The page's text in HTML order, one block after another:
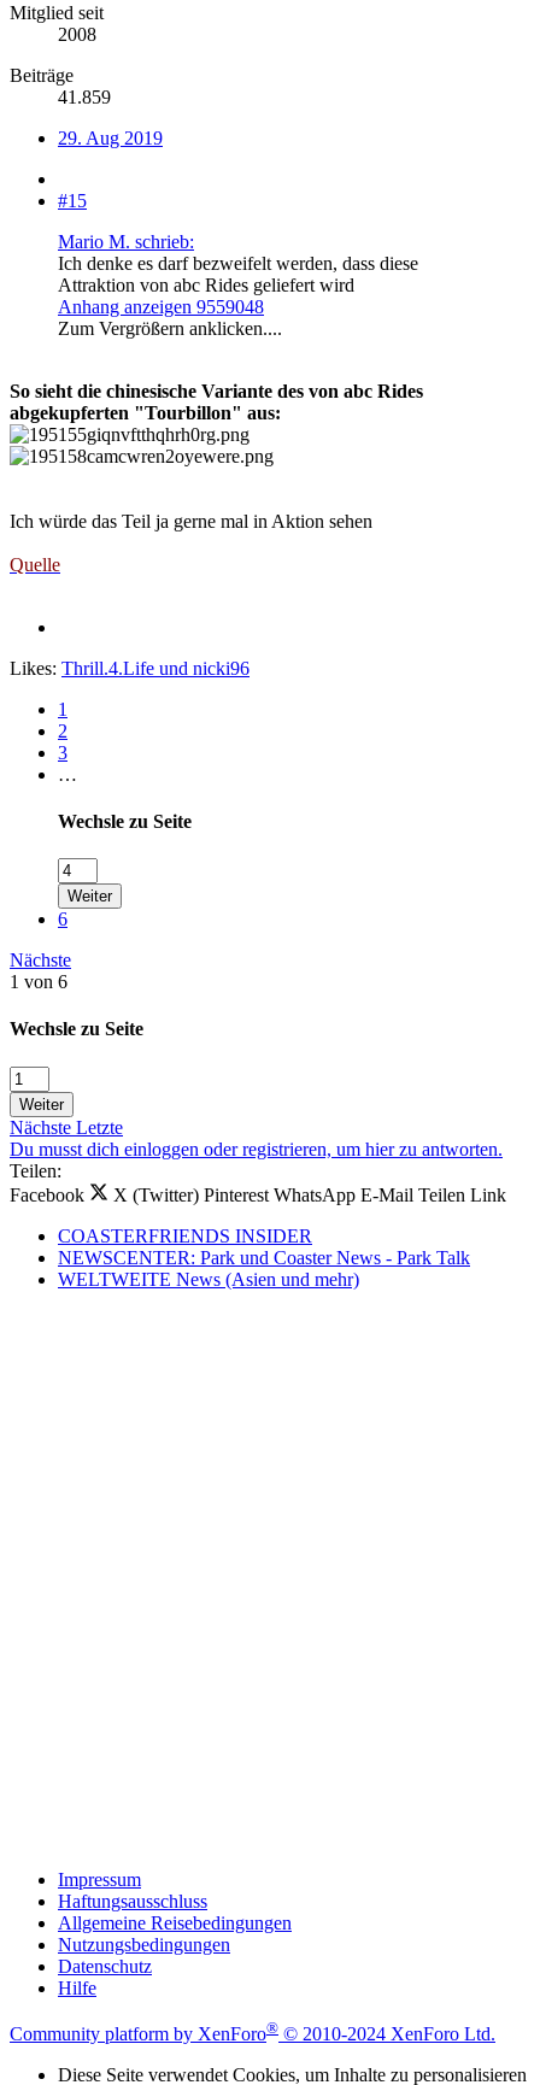
Mitglied seit
2008
Beiträge
41.859
29. Aug 2019
#15
Mario M. schrieb:
Ich denke es darf bezweifelt werden, dass diese
Attraktion von abc Rides geliefert wird
Anhang anzeigen 9559048
Zum Vergrößern anklicken....
So sieht die chinesische Variante des von abc Rides
abgekupferten "Tourbillon" aus:
Ich würde das Teil ja gerne mal in Aktion sehen
Quelle
Likes: Thrill.4.Life und nicki96
1
2
3
…
Wechsle zu Seite
Weiter
6
Nächste
1 von 6
Wechsle zu Seite
Weiter
Nächste Letzte
Du musst dich einloggen oder registrieren, um hier zu antworten.
Teilen:
Facebook
X (Twitter) Pinterest WhatsApp E-Mail Teilen Link
COASTERFRIENDS INSIDER
NEWSCENTER: Park und Coaster News - Park Talk
WELTWEITE News (Asien und mehr)
Impressum
Haftungsausschluss
Allgemeine Reisebedingungen
Nutzungsbedingungen
Datenschutz
Hilfe
Community platform by XenForo® © 2010-2024 XenForo Ltd.
Diese Seite verwendet Cookies, um Inhalte zu personalisieren